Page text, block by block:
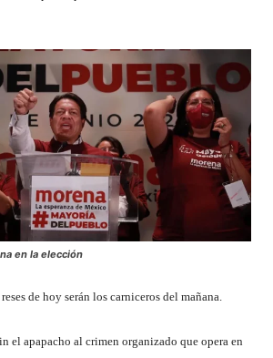
en la elección
de hoy serán los carniceros del mañana.
el apapacho al crimen organizado que opera en